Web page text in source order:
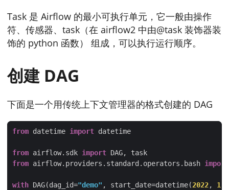
Task 是 Airflow 的最小可执行单元，它一般由操作
符、传感器、task（在 airflow2 中由@task 装饰器装
饰的 python 函数） 组成，可以执行运行顺序。
创建 DAG
下面是一个用传统上下文管理器的格式创建的 DAG
from datetime import
from airflow.sdk import
from airflow.providers.standard.operators.bash import
with DAG(dag_id="demo" , start_date=datetime(2022, 1